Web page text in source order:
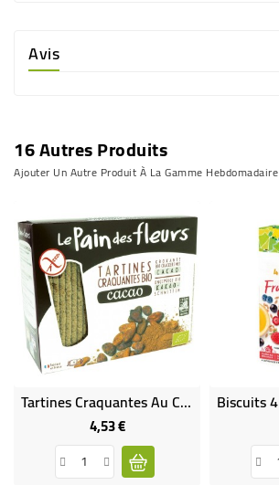
Avis
16 Autres Produits
Ajouter Un Autre Produit À La Gamme Hebdomadaire
Tartines Craquantes Au Cacao Sans Gluten Bio
4,53 €Prix